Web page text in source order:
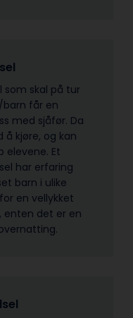
som skal på tur
får en
med sjåfør. Da
kjøre, og kan
elevene. Et
har erfaring
barn i ulike
en vellykket
enten det er en